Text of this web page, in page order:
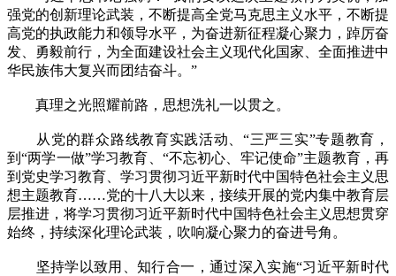
强党的创新理论武装，不断提高全党马克思主义水平，不断提
高党的执政能力和领导水平，为奋进新征程凝心聚力，踔厉奋
发、勇毅前行，为全面建设社会主义现代化国家、全面推进中
华民族伟大复兴而团结奋斗。”
真理之光照耀前路，思想洗礼一以贯之。
从党的群众路线教育实践活动、“三严三实”专题教育，
到“两学一做”学习教育、“不忘初心、牢记使命”主题教育，再
到党史学习教育、学习贯彻习近平新时代中国特色社会主义思
想主题教育……党的十八大以来，接续开展的党内集中教育层
层推进，将学习贯彻习近平新时代中国特色社会主义思想贯穿
始终，持续深化理论武装，吹响凝心聚力的奋进号角。
坚持学以致用、知行合一，通过深入实施“习近平新时代